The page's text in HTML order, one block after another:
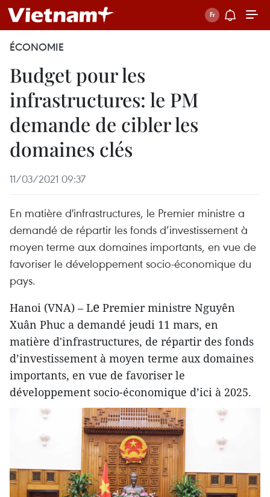
ÉCONOMIE
Budget pour les
infrastructures: le PM
demande de cibler les
domaines clés
11/03/2021 09:37
En matière d'infrastructures, le Premier ministre a
demandé de répartir les fonds d’investissement à
moyen terme aux domaines importants, en vue de
favoriser le développement socio-économique du
pays.
Hanoi (VNA) – Le Premier ministre Nguyên
Xuân Phuc a demandé jeudi 11 mars, en
matière d'infrastructures, de répartir des fonds
d’investissement à moyen terme aux domaines
importants, en vue de favoriser le
développement socio-économique d’ici à 2025.